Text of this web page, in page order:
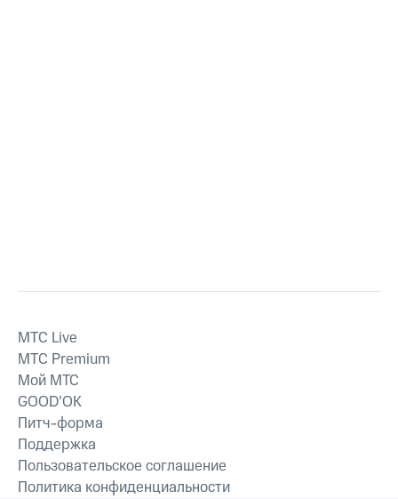
MTС Live
MTС Premium
Мой МТС
GOOD’OK
Питч-форма
Поддержка
Пользовательское соглашение
Политика конфиденциальности